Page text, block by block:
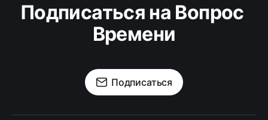
Подписаться на Вопрос
Времени
Подписаться